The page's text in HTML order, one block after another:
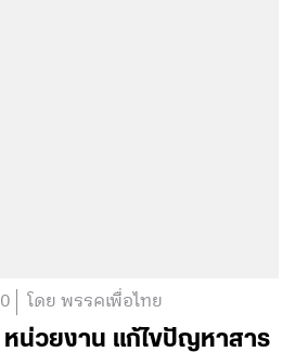
โดย พรรคเพื่อไทย
หน่วยงาน แก้ไขปัญหาสาร